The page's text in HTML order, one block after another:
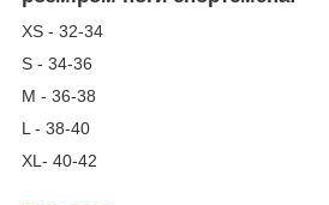
ХS - 32-34
S - 34-36
М - 36-38
L - 38-40
ХL- 40-42